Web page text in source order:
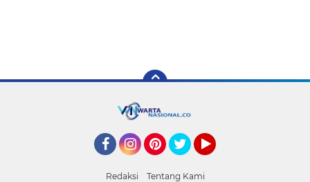
Redaksi Tentang Kami